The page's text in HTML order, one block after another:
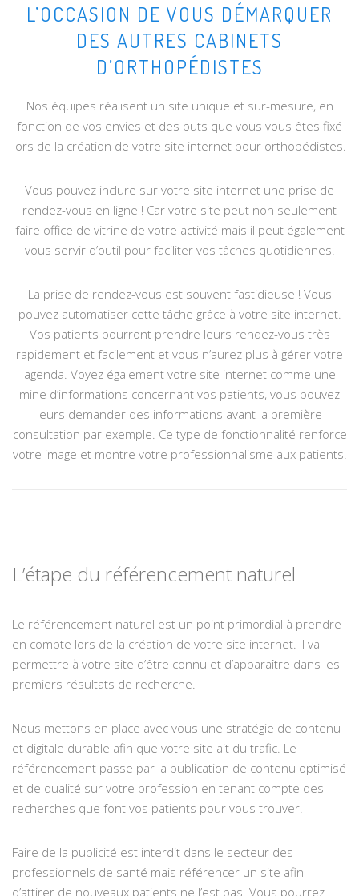
L’OCCASION DE VOUS DÉMARQUER
DES AUTRES CABINETS
D’ORTHOPÉDISTES
Nos équipes réalisent un site unique et sur-mesure, en
fonction de vos envies et des buts que vous vous êtes fixé
lors de la création de votre site internet pour orthopédistes.
Vous pouvez inclure sur votre site internet une prise de
rendez-vous en ligne ! Car votre site peut non seulement
faire office de vitrine de votre activité mais il peut également
vous servir d’outil pour faciliter vos tâches quotidiennes.
La prise de rendez-vous est souvent fastidieuse ! Vous
pouvez automatiser cette tâche grâce à votre site internet.
Vos patients pourront prendre leurs rendez-vous très
rapidement et facilement et vous n’aurez plus à gérer votre
agenda. Voyez également votre site internet comme une
mine d’informations concernant vos patients, vous pouvez
leurs demander des informations avant la première
consultation par exemple. Ce type de fonctionnalité renforce
votre image et montre votre professionnalisme aux patients.
L’étape du référencement naturel
Le référencement naturel est un point primordial à prendre
en compte lors de la création de votre site internet. Il va
permettre à votre site d’être connu et d’apparaître dans les
premiers résultats de recherche.
Nous mettons en place avec vous une stratégie de contenu
et digitale durable afin que votre site ait du trafic. Le
référencement passe par la publication de contenu optimisé
et de qualité sur votre profession en tenant compte des
recherches que font vos patients pour vous trouver.
Faire de la publicité est interdit dans le secteur des
professionnels de santé mais référencer un site afin
d’attirer de nouveaux patients ne l’est pas. Vous pourrez